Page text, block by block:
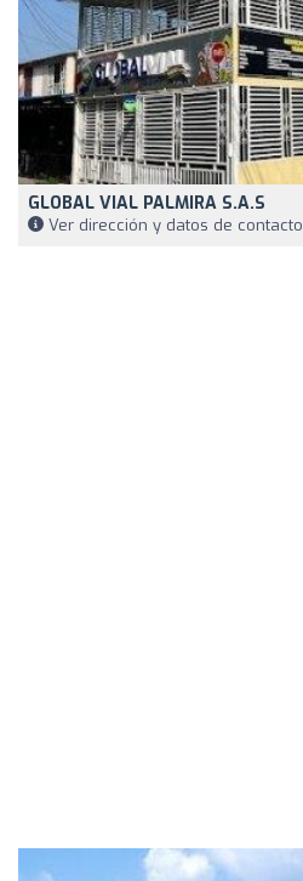
GLOBAL VIAL PALMIRA S.A.S
Ver dirección y datos de contacto